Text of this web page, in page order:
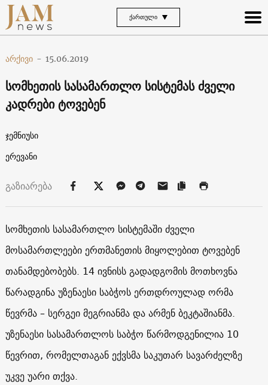
ᲥᲐᲠᲗᲣᲚᲘ
არქივი - 15.06.2019
სომხეთის სასამართლო სისტემას ძველი
კადრები ტოვებენ
ჯემნიუსი
ერევანი
გაზიარება
სომხეთის სასამართლო სისტემაში ძველი
მოსამართლეები ერთმანეთის მიყოლებით ტოვებენ
თანამდებობებს. 14 ივნისს გადადგომის მოთხოვნა
წარადგინა უზენაესი საბჭოს ერთდროულად ორმა
წევრმა – სერგეი მეგრიანმა და არმენ ბეკტაშიანმა.
უზენაესი სასამართლოს საბჭო წარმოდგენილია 10
წევრით, რომელთაგან ექვსმა საკუთარ სავარძელზე
უკვე უარი თქვა.